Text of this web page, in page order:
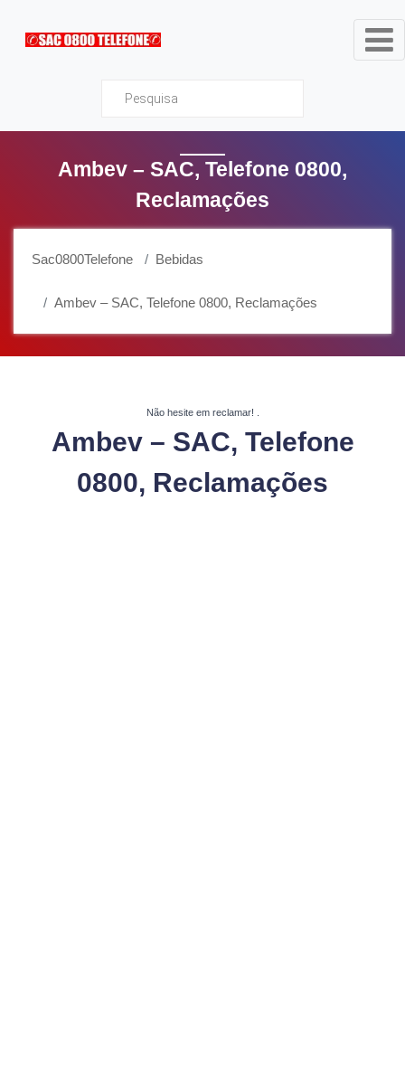
Sac0800Telefone
Ambev – SAC, Telefone 0800,
Reclamações
Sac0800Telefone Bebidas
Ambev – SAC, Telefone 0800, Reclamações
Não hesite em reclamar!
Ambev – SAC, Telefone
0800, Reclamações